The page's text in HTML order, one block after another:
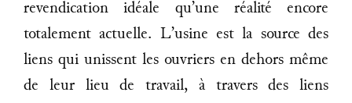
revendication idéale qu’une réalité encore
totalement actuelle. L’usine est la source des
liens qui unissent les ouvriers en dehors même
de leur lieu de travail, à travers des liens